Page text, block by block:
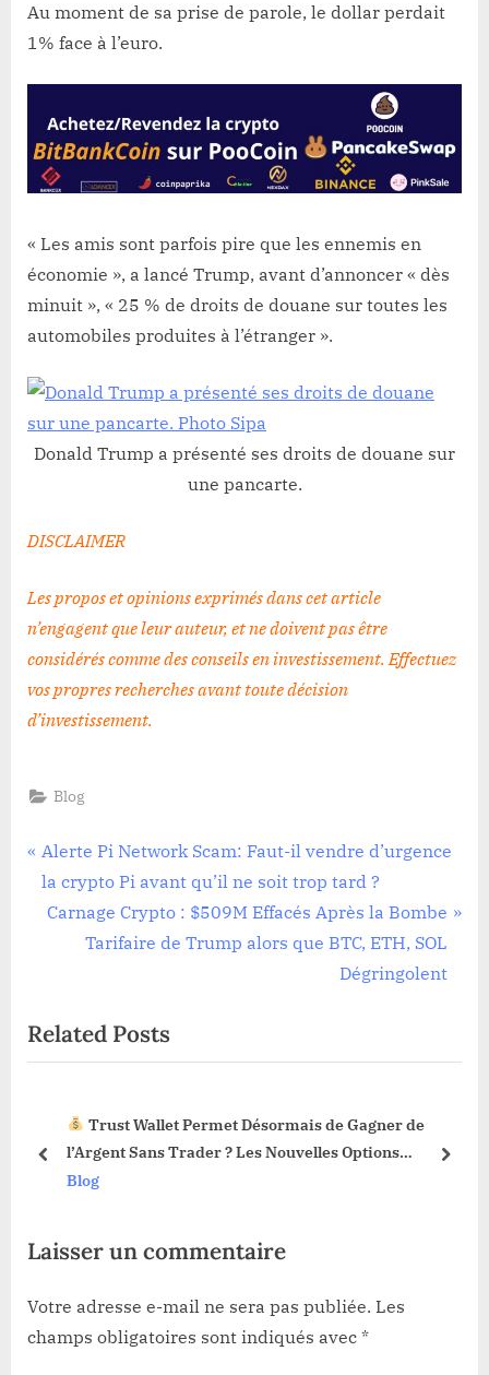
Au moment de sa prise de parole, le dollar perdait
1% face à l’euro.
« Les amis sont parfois pire que les ennemis en
économie », a lancé Trump, avant d’annoncer « dès
minuit », « 25 % de droits de douane sur toutes les
automobiles produites à l’étranger ».
Donald Trump a présenté ses droits de douane sur
une pancarte.
DISCLAIMER
Les propos et opinions exprimés dans cet article
n’engagent que leur auteur, et ne doivent pas être
considérés comme des conseils en investissement. Effectuez
vos propres recherches avant toute décision
d’investissement.
Blog
Navigation
de
l’article
P
r
e
u
s
s
Alerte Pi Network Scam: Faut-il vendre d’urgence
la crypto Pi avant qu’il ne soit trop tard ?
N
P
o
:
Carnage Crypto : $509M Effacés Après la Bombe
Tarifaire de Trump alors que BTC, ETH, SOL
Dégringolent
Related Posts
Trust Wallet Permet Désormais de Gagner de
l’Argent Sans Trader ? Les Nouvelles Options
Dévoilées !
Blog
prev next
Laisser un commentaire
Votre adresse e-mail ne sera pas publiée. Les
champs obligatoires sont indiqués avec *